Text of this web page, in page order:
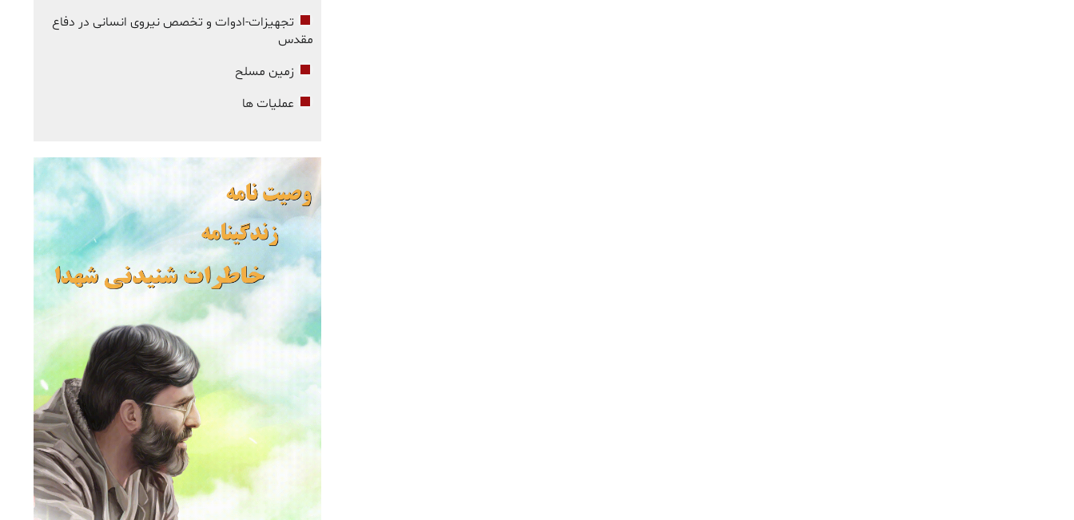
تجهیزات-ادوات و تخصص نیروی انسانی در دفاع
مقدس
زمین مسلح
عملیات ها